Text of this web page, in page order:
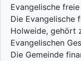
Evangelische
Die Evangelische
Holweide, gehört
Evangelischen
Die Gemeinde